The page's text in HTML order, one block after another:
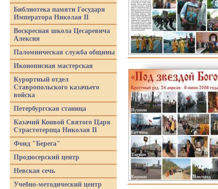
Библиотека памяти Государя
Императора Николая II
Воскресная школа Цесаревича
Алексия
Паломническая служба общины
Иконописная мастерская
Курортный отдел
Ставропольского казачьего
войска
Петербургская станица
Казачий Конвой Святого Царя
Страстотерпца Николая II
Фонд "Берега"
Продюсерский центр
Невская сечь
Учебно-методический центр